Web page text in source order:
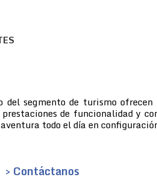
del segmento de turismo
de funcionalidad y
todo el día en
> Contáctanos